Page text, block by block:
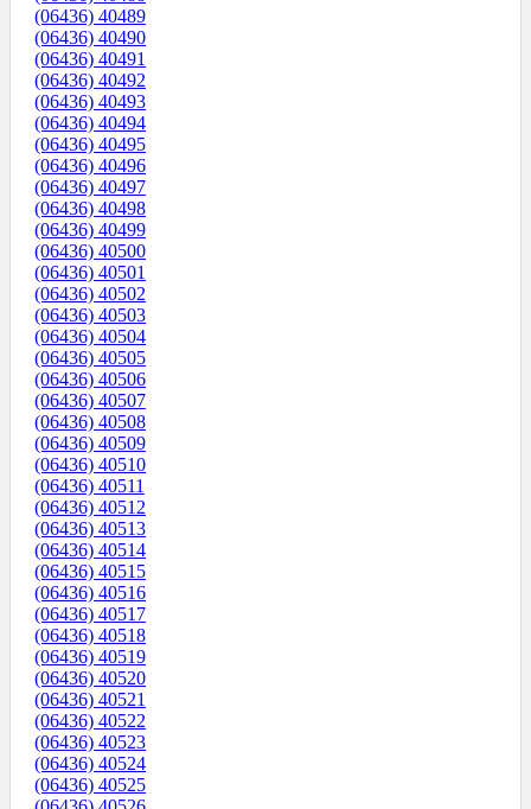
(06436) 40489
(06436) 40490
(06436) 40491
(06436) 40492
(06436) 40493
(06436) 40494
(06436) 40495
(06436) 40496
(06436) 40497
(06436) 40498
(06436) 40499
(06436) 40500
(06436) 40501
(06436) 40502
(06436) 40503
(06436) 40504
(06436) 40505
(06436) 40506
(06436) 40507
(06436) 40508
(06436) 40509
(06436) 40510
(06436) 40511
(06436) 40512
(06436) 40513
(06436) 40514
(06436) 40515
(06436) 40516
(06436) 40517
(06436) 40518
(06436) 40519
(06436) 40520
(06436) 40521
(06436) 40522
(06436) 40523
(06436) 40524
(06436) 40525